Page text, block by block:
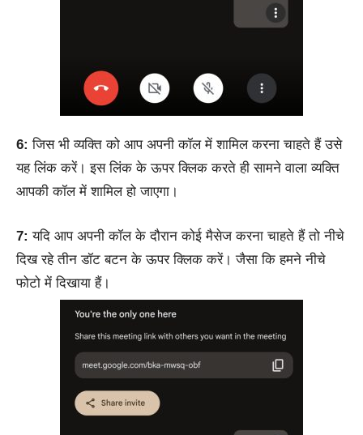
6: जिस भी व्यक्ति को आप अपनी कॉल में शामिल करना चाहते हैं उसे
यह लिंक करें। इस लिंक के ऊपर क्लिक करते ही सामने वाला व्यक्ति
आपकी कॉल में शामिल हो जाएगा।
7: यदि आप अपनी कॉल के दौरान कोई मैसेज करना चाहते हैं तो नीचे
दिख रहे तीन डॉट बटन के ऊपर क्लिक करें। जैसा कि हमने नीचे
फोटो में दिखाया हैं।